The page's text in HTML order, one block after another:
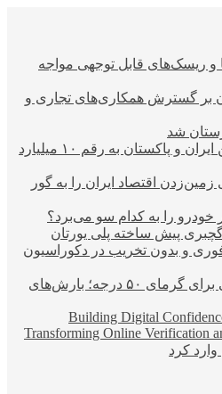
و ریسک‌های قابل توجهی مواجه
بر گسترش همکاری‌های تجاری و
شد
افزایش حجم تجارت بین ایران و پاکستان به رقم ۱۰ میلیارد
اقتصاد ایران را به گور
خودرو را به کدام سو می‌برد؟
گچبری پیش ساخته پلی یورتان
و بدون تخریب در دکوراسیون
هشدار قرمز هواشناسی برای گرمای ۵۰ درجه؛ بارش‌های
Building Digital
Transforming Online Verification
کرد